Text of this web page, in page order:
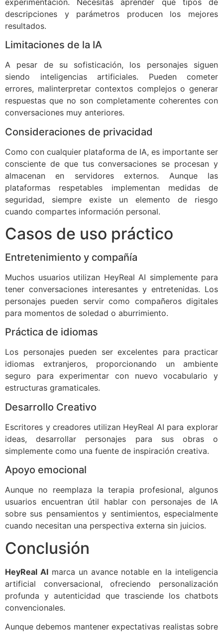
descripciones y parámetros producen los mejores
resultados.
Limitaciones de la IA
A pesar de su sofisticación, los personajes siguen
siendo inteligencias artificiales. Pueden cometer
errores, malinterpretar contextos complejos o generar
respuestas que no son completamente coherentes con
conversaciones muy anteriores.
Consideraciones de privacidad
Como con cualquier plataforma de IA, es importante ser
consciente de que tus conversaciones se procesan y
almacenan en servidores externos. Aunque las
plataformas respetables implementan medidas de
seguridad, siempre existe un elemento de riesgo
cuando compartes información personal.
Casos de uso práctico
Entretenimiento y compañía
Muchos usuarios utilizan HeyReal AI simplemente para
tener conversaciones interesantes y entretenidas. Los
personajes pueden servir como compañeros digitales
para momentos de soledad o aburrimiento.
Práctica de idiomas
Los personajes pueden ser excelentes para practicar
idiomas extranjeros, proporcionando un ambiente
seguro para experimentar con nuevo vocabulario y
estructuras gramaticales.
Desarrollo Creativo
Escritores y creadores utilizan HeyReal AI para explorar
ideas, desarrollar personajes para sus obras o
simplemente como una fuente de inspiración creativa.
Apoyo emocional
Aunque no reemplaza la terapia profesional, algunos
usuarios encuentran útil hablar con personajes de IA
sobre sus pensamientos y sentimientos, especialmente
cuando necesitan una perspectiva externa sin juicios.
Conclusión
HeyReal AImarca un avance notable en la inteligencia
artificial conversacional, ofreciendo personalización
profunda y autenticidad que trasciende los chatbots
convencionales.
Aunque debemos mantener expectativas realistas sobre